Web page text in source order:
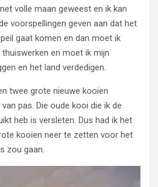
volle maan geweest en ik kan
voorspellingen geven aan dat het
gaat komen en dan moet ik
en moet ik mijn
en het land verdedigen.
twee grote nieuwe kooien
pas. Die oude kooi die ik de
heb is versleten. Dus had ik het
kooien neer te zetten voor het
zou gaan.